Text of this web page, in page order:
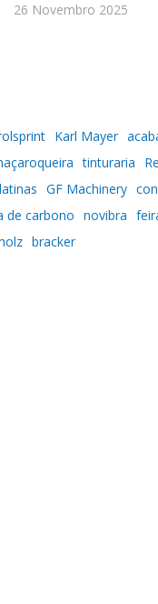
26 Novembro 2025
Karl Mayer
tinturaria
GF Machinery
de carbono novibra
bracker